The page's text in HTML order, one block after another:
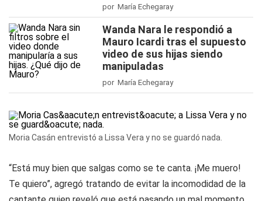
por María Echegaray
Wanda Nara le respondió a
Mauro Icardi tras el supuesto
video de sus hijas siendo
manipuladas
por María Echegaray
Moria Casán entrevistó a Lissa Vera y no se guardó nada.
“Está muy bien que salgas como se te canta. ¡Me muero!
Te quiero”, agregó tratando de evitar la incomodidad de la